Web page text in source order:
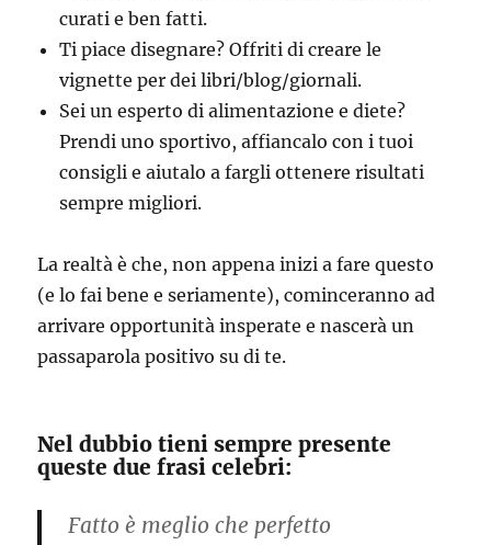
curati e ben fatti.
Ti piace disegnare? Offriti di creare le
vignette per dei libri/blog/giornali.
Sei un esperto di alimentazione e diete?
Prendi uno sportivo, affiancalo con i tuoi
consigli e aiutalo a fargli ottenere risultati
sempre migliori.
La realtà è che, non appena inizi a fare questo
(e lo fai bene e seriamente), cominceranno ad
arrivare opportunità insperate e nascerà un
passaparola positivo su di te.
Nel dubbio tieni sempre presente
queste due frasi celebri:
Fatto è meglio che perfetto